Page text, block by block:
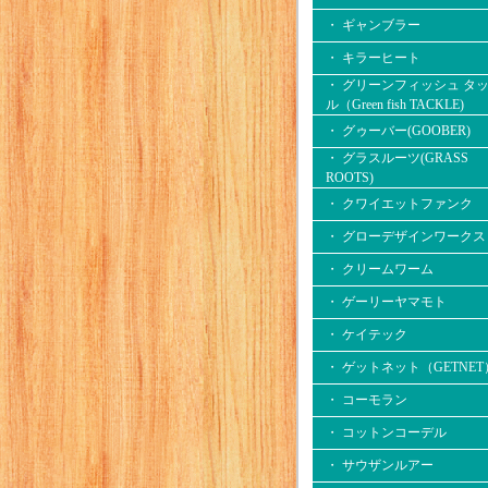
・ ギャンブラー
・ キラーヒート
・ グリーンフィッシュ タ
ル（Green fish TACKLE)
・ グゥーバー(GOOBER)
・ グラスルーツ(GRASS
ROOTS)
・ クワイエットファンク
・ グローデザインワークス
・ クリームワーム
・ ゲーリーヤマモト
・ ケイテック
・ ゲットネット（GETNET
・ コーモラン
・ コットンコーデル
・ サウザンルアー